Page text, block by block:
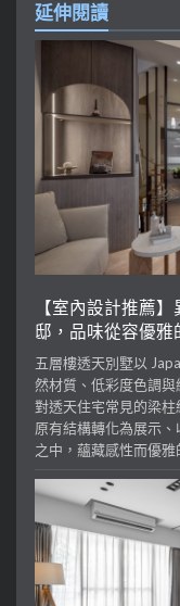
延伸閱讀
【室內設計推薦
邸，品味從容優雅
五層樓透天別墅以
然材質、低彩度色調
對透天住宅常見的梁
原有結構轉化為展示
之中，蘊藏感性而優雅